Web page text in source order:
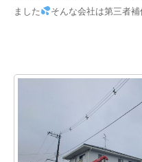
ました
そんな会社は第三者